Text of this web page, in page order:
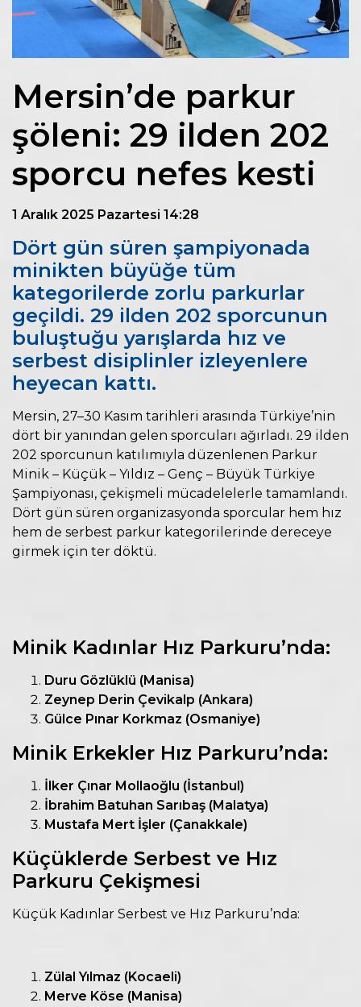
Mersin’de parkur
şöleni: 29 ilden 202
sporcu nefes kesti
1 Aralık 2025 Pazartesi 14:28
Dört gün süren şampiyonada
minikten büyüğe tüm
kategorilerde zorlu parkurlar
geçildi. 29 ilden 202 sporcunun
buluştuğu yarışlarda hız ve
serbest disiplinler izleyenlere
heyecan kattı.
Mersin, 27–30 Kasım tarihleri arasında Türkiye’nin
dört bir yanından gelen sporcuları ağırladı. 29 ilden
202 sporcunun katılımıyla düzenlenen Parkur
Minik – Küçük – Yıldız – Genç – Büyük Türkiye
Şampiyonası, çekişmeli mücadelelerle tamamlandı.
Dört gün süren organizasyonda sporcular hem hız
hem de serbest parkur kategorilerinde dereceye
girmek için ter döktü.
Minik Kadınlar Hız Parkuru’nda:
Duru Gözlüklü (Manisa)
Zeynep Derin Çevikalp (Ankara)
Gülce Pınar Korkmaz (Osmaniye)
Minik Erkekler Hız Parkuru’nda:
İlker Çınar Mollaoğlu (İstanbul)
İbrahim Batuhan Sarıbaş (Malatya)
Mustafa Mert İşler (Çanakkale)
Küçüklerde Serbest ve Hız
Parkuru Çekişmesi
Küçük Kadınlar Serbest ve Hız Parkuru’nda:
Zülal Yılmaz (Kocaeli)
Merve Köse (Manisa)